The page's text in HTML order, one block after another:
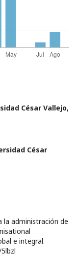
César Vallejo,
César
la administración de
e integral.